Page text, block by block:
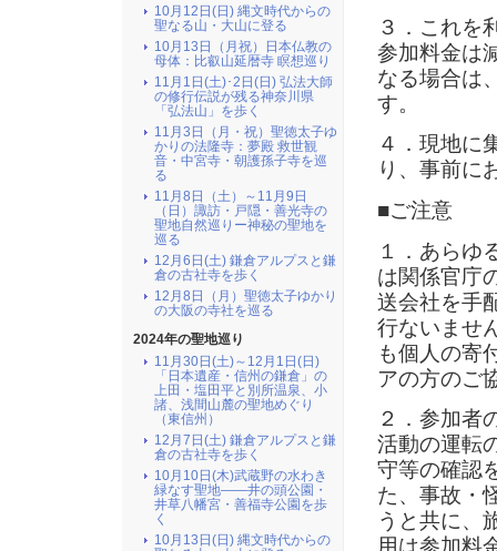
３．これを
参加料金は
なる場合は
す。
４．現地に
り、事前に
■ご注意
１．あらゆ
は関係官庁
送会社を手
行ないませ
も個人の寄
アの方のご
２．参加者
活動の運転
守等の確認
た、事故・
うと共に、
用は参加料
10月12日(日) 縄文時代からの
聖なる山・大山に登る
10月13日（月祝）日本仏教の
母体：比叡山延暦寺 瞑想巡り
11月1日(土)･2日(日) 弘法大師
の修行伝説が残る神奈川県
「弘法山」を歩く
11月3日（月・祝）聖徳太子ゆ
かりの法隆寺：夢殿 救世観
音・中宮寺・朝護孫子寺を巡
る
11月8日（土）～11月9日
（日）諏訪・戸隠・善光寺の
聖地自然巡りー神秘の聖地を
巡る
12月6日(土) 鎌倉アルプスと鎌
倉の古社寺を歩く
12月8日（月）聖徳太子ゆかり
の大阪の寺社を巡る
2024年の聖地巡り
11月30日(土)～12月1日(日)
「日本遺産・信州の鎌倉」の
上田・塩田平と別所温泉、小
諸、浅間山麓の聖地めぐり
（東信州）
12月7日(土) 鎌倉アルプスと鎌
倉の古社寺を歩く
10月10日(木)武蔵野の水わき
緑なす聖地――井の頭公園・
井草八幡宮・善福寺公園を歩
く
10月13日(日) 縄文時代からの